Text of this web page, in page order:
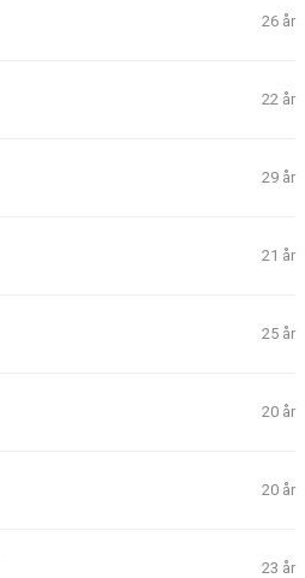
26 år
22 år
29 år
21 år
25 år
20 år
20 år
23 år